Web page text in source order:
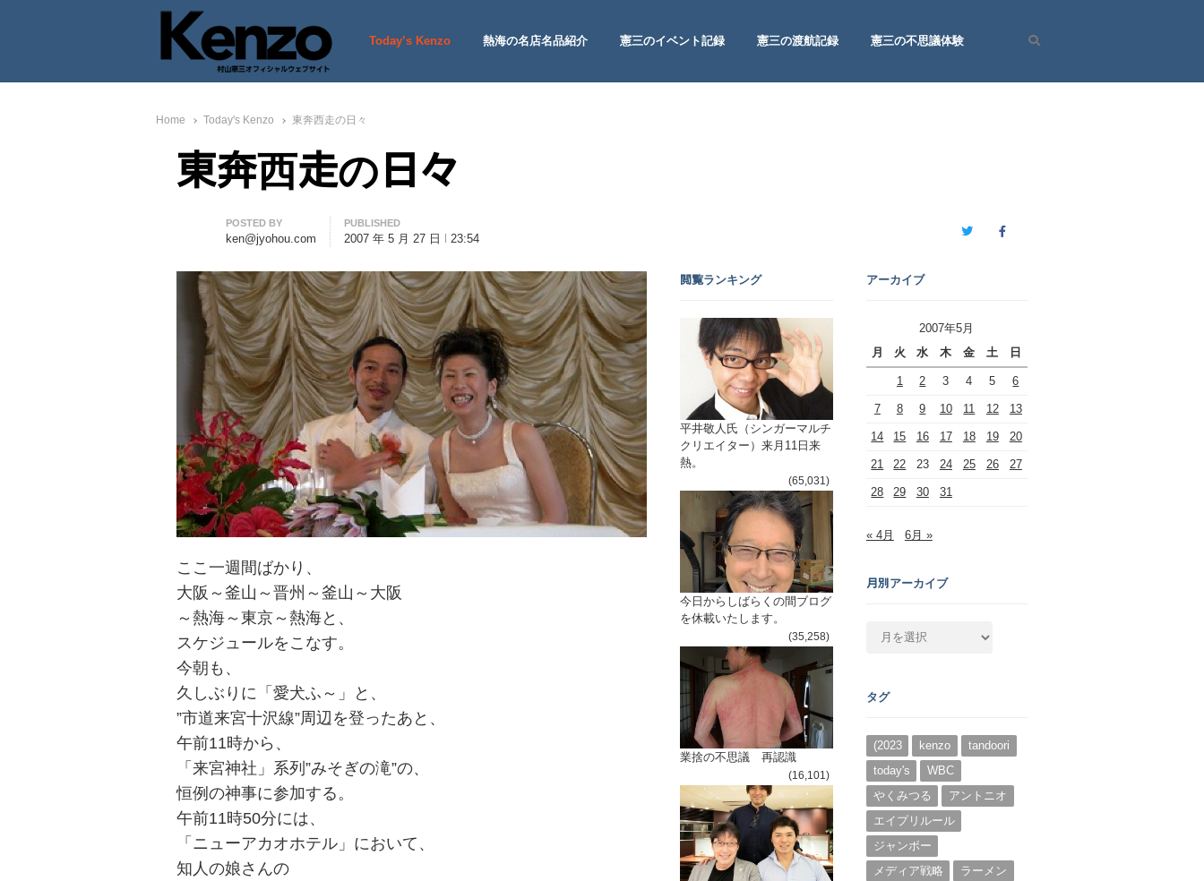
七転八起 – 村山憲三 Official Site
村山憲三ウェブサイト
Today’s Kenzo 熱海の名店名品紹介 憲三のイベント記録 憲三の渡航記録
憲三の不思議体験
Home Today's Kenzo 東奔西走の日々
東奔西走の日々
Author
POSTED BY
ken@jyohou.com
PUBLISHED
2007 年 5 月 27 日 23:54 TwitterFacebook
ここ一週間ばかり、
大阪～釜山～晋州～釜山～大阪
～熱海～東京～熱海と、
スケジュールをこなす。
今朝も、
久しぶりに「愛犬ふ～」と、
”市道来宮十沢線”周辺を登ったあと、
午前11時から、
「来宮神社」系列”みそぎの滝”の、
恒例の神事に参加する。
午前11時50分には、
「ニューアカオホテル」において、
知人の娘さんの
閲覧ランキング
平井敬人氏（シンガーマルチ
クリエイター）来月11日来
熱。
(65,031)
今日からしばらくの間ブログ
を休載いたします。
(35,258)
業捨の不思議 再認識
(16,101)
アーカイブ
2007年5月
月
火 水 木 金 土 日
1 2 3 4 5 6
7 8 9 10 11 12 13
14 15 16 17 18 19 20
21 22 23 24 25 26 27
28 29 30 31
« 4月 6月 »
月別アーカイブ
カ
ブ
タグ
(2023 kenzo
tandoori
today's
WBC
やくみつる
アントニオ
エイプリルール
ジャンボー
メディア戦略
ラーメン